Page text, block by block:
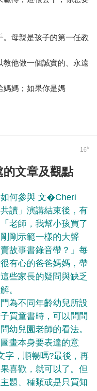
母親是孩子的第一任教
他做一個誠實的、永遠
媽媽；如果你是媽
16#
文章及觀點
何參與 文�Cheri
讀」演講結束後，有
老師，我幫小孩買了
剛示範一樣的大聲
故事書錄音帶？」每
有心的爸爸媽媽，帶
些家長的疑問與缺乏
。
為不同年齡幼兒所設
買童書時，可以問問
幼兒園老師的看法。
畫本身要表達的意
字，順暢嗎?最後，再
喜歡，就可以了。但
題、種類或是只買知